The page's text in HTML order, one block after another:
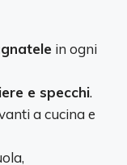
in ogni
e specchi.
a cucina e